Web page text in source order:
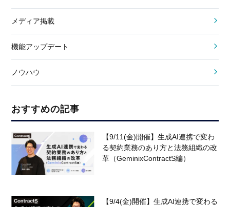
メディア掲載
機能アップデート
ノウハウ
おすすめの記事
【9/11(金)開催】生成AI連携で変わ
る契約業務のあり方と法務組織の改
革（GeminixContractS編）
【9/4(金)開催】生成AI連携で変わる